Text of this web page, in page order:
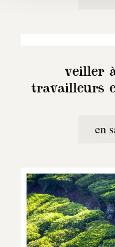
veiller
travailleurs
en